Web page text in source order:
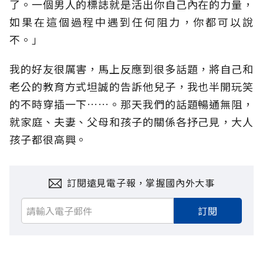
了。一個男人的標誌就是活出你自己內在的力量，
如果在這個過程中遇到任何阻力，你都可以說
不。」
我的好友很厲害，馬上反應到很多話題，將自己和
老公的教育方式坦誠的告訴他兒子，我也半開玩笑
的不時穿插一下……。那天我們的話題暢通無阻，
就家庭、夫妻、父母和孩子的關係各抒己見，大人
孩子都很高興。
訂閱遠見電子報，掌握國內外大事
訂閱